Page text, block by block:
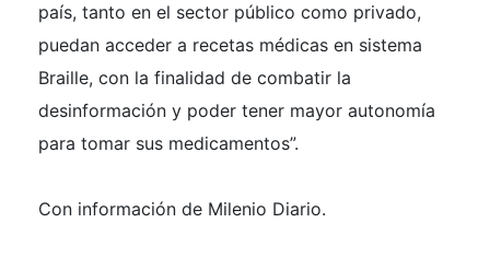
país, tanto en el sector público como privado,
puedan acceder a recetas médicas en sistema
Braille, con la finalidad de combatir la
desinformación y poder tener mayor autonomía
para tomar sus medicamentos”.
Con información de Milenio Diario.